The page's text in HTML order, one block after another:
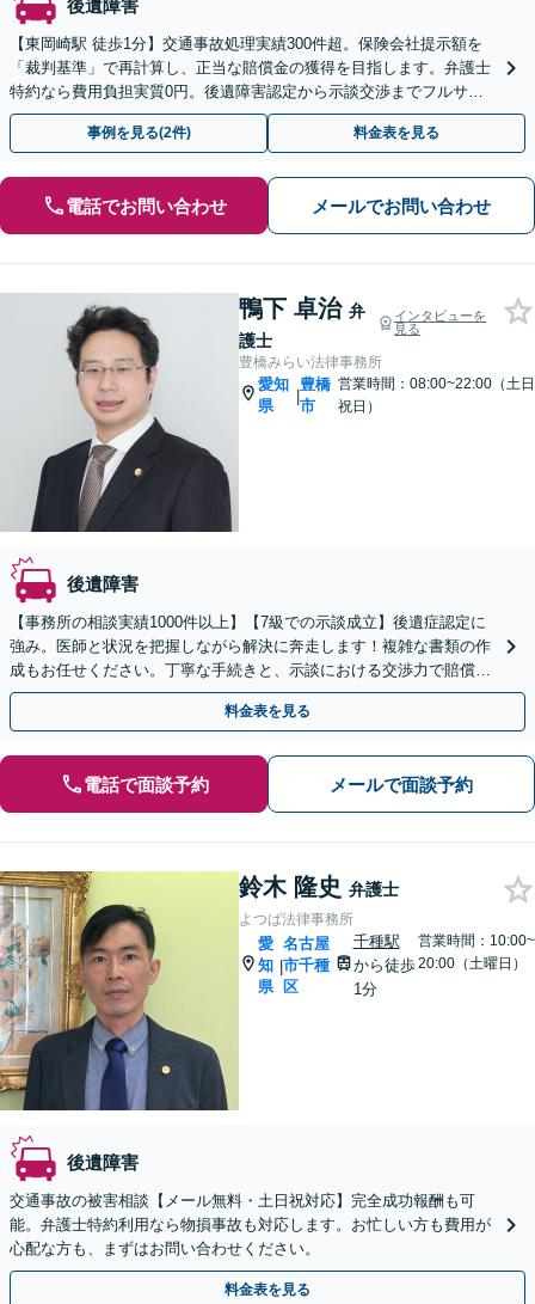
後遺障害
【東岡崎駅 徒歩1分】交通事故処理実績300件超。保険会社提示額を
「裁判基準」で再計算し、正当な賠償金の獲得を目指します。弁護士
特約なら費用負担実質0円。後遺障害認定から示談交渉までフルサポ
ートし、最善の解決へ導きます。
事例を見る(2件) 料金表を見る
電話でお問い合わせ メールでお問い合わせ
鴨下 卓治 弁
護士
インタビューを
見る
豊橋みらい法律事務所
愛知
県
|
豊橋
市
営業時間：08:00~22:00（土日
祝日）
後遺障害
【事務所の相談実績1000件以上】【7級での示談成立】後遺症認定に
強み。医師と状況を把握しながら解決に奔走します！複雑な書類の作
成もお任せください。丁寧な手続きと、示談における交渉力で賠償金
をアップさせます。【土日祝も対応】
料金表を見る
電話で面談予約 メールで面談予約
鈴木 隆史 弁護士
よつば法律事務所
愛
知
県
|
名古屋
市千種
区
千種駅
から徒歩
1分
営業時間：10:00~
20:00（土曜日）
後遺障害
交通事故の被害相談【メール無料・土日祝対応】完全成功報酬も可
能。弁護士特約利用なら物損事故も対応します。お忙しい方も費用が
心配な方も、まずはお問い合わせください。
料金表を見る